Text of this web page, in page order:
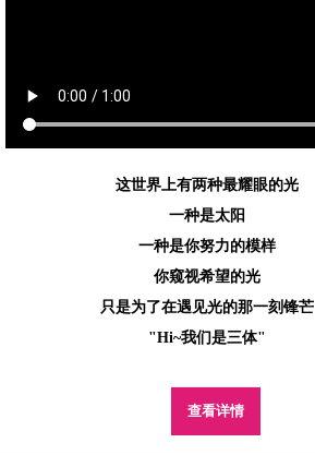
这世界上有两种最耀眼的光
一种是太阳
一种是你努力的模样
你窥视希望的光
只是为了在遇见光的那一刻锋芒
"Hi~我们是三体"
查看详情